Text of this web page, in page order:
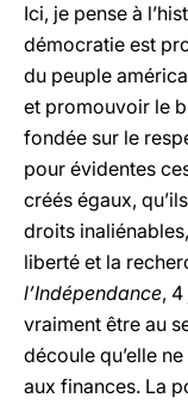
Ici, je pense à
démocratie est
du peuple
et promouvoir le
fondée sur le
pour évidentes
créés égaux,
droits
liberté et la
l’Indépendance,
vraiment être au
découle qu’elle
aux finances. La